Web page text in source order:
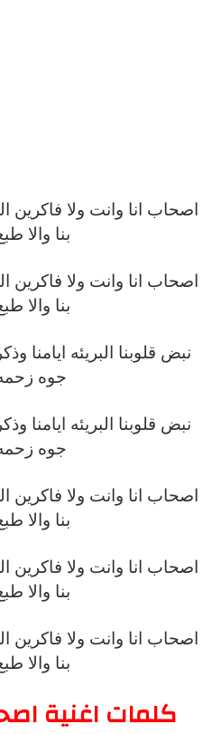
اصحاب انا وانت ولا فاكرين
بنا والا
اصحاب انا وانت ولا فاكرين
بنا والا
نبض قلوبنا البريئه ايامنا
جوه زحمه
نبض قلوبنا البريئه ايامنا
جوه زحمه
اصحاب انا وانت ولا فاكرين
بنا والا
اصحاب انا وانت ولا فاكرين
بنا والا
اصحاب انا وانت ولا فاكرين
بنا والا
كلمات اغنية